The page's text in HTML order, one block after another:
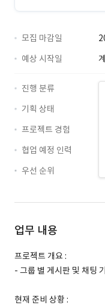
모집 마감일
예상 시작일
진행 분류
기획 상태
프로젝트 경험
협업 예정 인력
우선 순위
업무 내용
프로젝트 개요 :
- 그룹 별 게시판 및 채팅
현재 준비 상황 :